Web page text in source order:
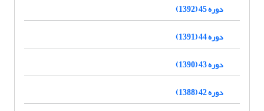
دوره 45 (1392)
دوره 44 (1391)
دوره 43 (1390)
دوره 42 (1388)